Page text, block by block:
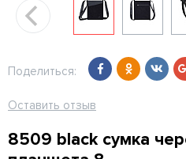
Поделиться:
Оставить отзыв
8509 black сумка